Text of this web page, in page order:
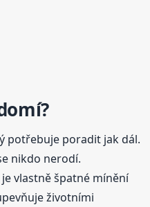
potřebuje poradit jak dál.
nikdo nerodí.
vlastně špatné mínění
životními